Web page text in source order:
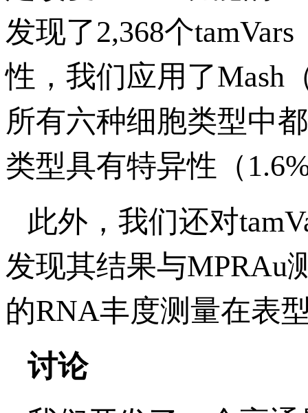
发现了2,368个
性，我们应用了Mash
所有六种细胞类型中
类型具有特异性（
此外，我们还对
发现其结果与MPRAu
的RNA丰度测量在表
讨论